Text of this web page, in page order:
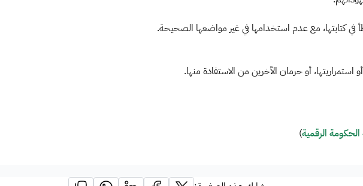
في كتابتها، مع عدم استخدامها في غير مواضعها الصحيحة.
استمراريتها، أو حرمان الآخرين من الاستفادة منها.
الحكومة الرقمية​)